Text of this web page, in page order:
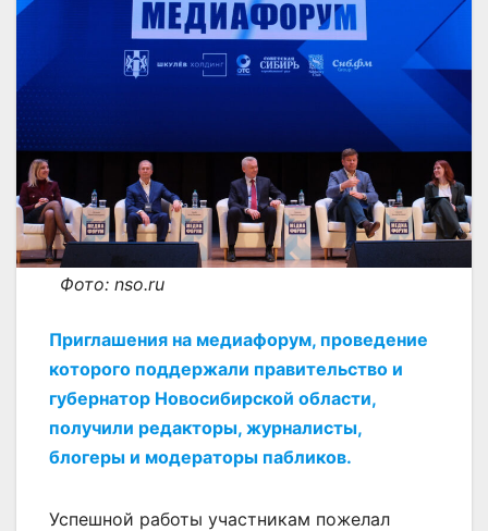
Фото: nso.ru
Приглашения на медиафорум, проведение
которого поддержали правительство и
губернатор Новосибирской области,
получили редакторы, журналисты,
блогеры и модераторы пабликов.
Успешной работы участникам пожелал